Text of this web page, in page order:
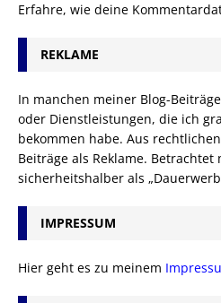
Erfahre, wie deine
REKLAME
In manchen meiner Blog-
oder Dienstleistungen, die ich
bekommen habe. Aus
Beiträge als Reklame.
sicherheitshalber als
IMPRESSUM
Hier geht es zu meinem